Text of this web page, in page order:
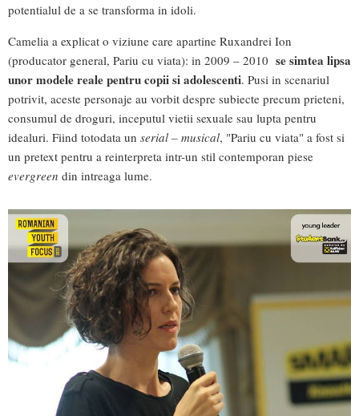
potentialul de a se transforma in idoli.
Camelia a explicat o viziune care apartine Ruxandrei Ion
(producator general, Pariu cu viata): in 2009 – 2010 se simtea lipsa
unor modele reale pentru copii si adolescenti. Pusi in scenariul
potrivit, aceste personaje au vorbit despre subiecte precum prieteni,
consumul de droguri, inceputul vietii sexuale sau lupta pentru
idealuri. Fiind totodata un serial – musical, "Pariu cu viata" a fost si
un pretext pentru a reinterpreta intr-un stil contemporan piese
evergreen din intreaga lume.